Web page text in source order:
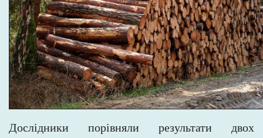
Дослідники порівняли результати двох